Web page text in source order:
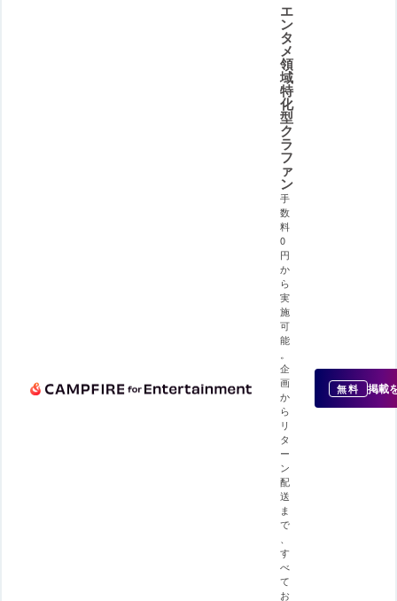
エ
ン
タ
メ
領
域
特
化
型
ク
ラ
フ
ァ
ン
手
数
料
0
円
か
ら
実
施
可
能
。
企
画
か
ら
リ
タ
ー
ン
配
送
ま
で
、
す
べ
て
お
無料 掲載